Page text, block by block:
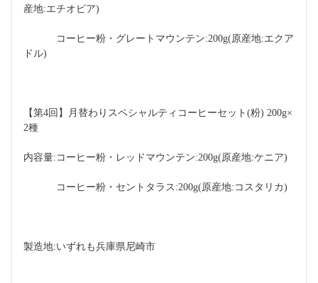
産地:エチオピア)
コーヒー粉・グレートマウンテン:200g(原産地:エクア
ドル)
【第4回】月替わりスペシャルティコーヒーセット(粉) 200g×
2種
内容量:コーヒー粉・レッドマウンテン:200g(原産地:ケニア)
コーヒー粉・セントタラス:200g(原産地:コスタリカ)
製造地:いずれも兵庫県尼崎市